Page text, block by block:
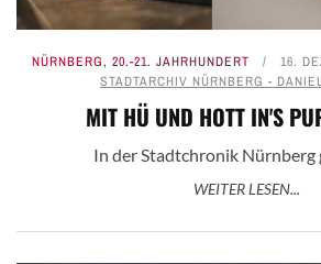
NÜRNBERG, 20.-21. JAHRHUNDERT 16.
STADTARCHIV NÜRNBERG -
MIT HÜ UND HOTT IN'S
In der Stadtchronik
WEITER LESEN...